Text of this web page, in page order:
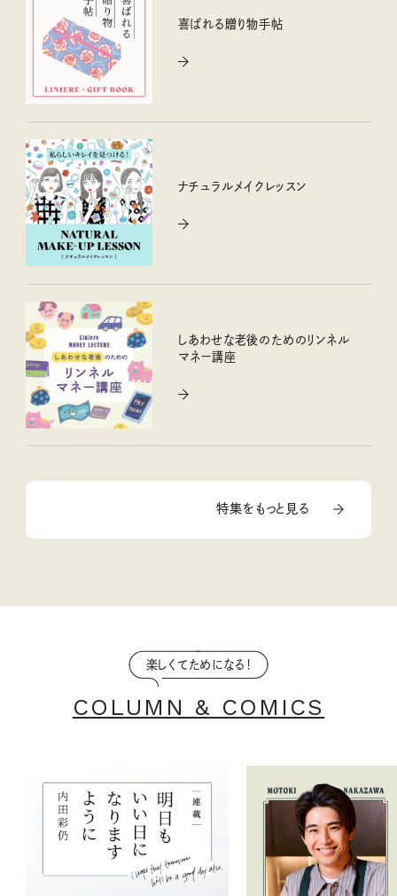
喜ばれる贈り物手帖
ナチュラルメイクレッスン
しあわせな老後のためのリンネル
マネー講座
特集をもっと見る
楽しくてためになる！
COLUMN & COMICS